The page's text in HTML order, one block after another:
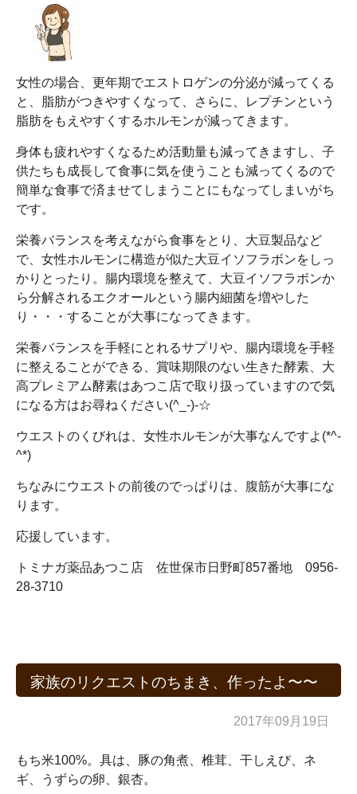
女性の場合、更年期でエストロゲンの分泌が減ってくる
と、脂肪がつきやすくなって、さらに、レプチンという
脂肪をもえやすくするホルモンが減ってきます。
身体も疲れやすくなるため活動量も減ってきますし、子
供たちも成長して食事に気を使うことも減ってくるので
簡単な食事で済ませてしまうことにもなってしまいがち
です。
栄養バランスを考えながら食事をとり、大豆製品など
で、女性ホルモンに構造が似た大豆イソフラボンをしっ
かりとったり。腸内環境を整えて、大豆イソフラボンか
ら分解されるエクオールという腸内細菌を増やした
り・・・することが大事になってきます。
栄養バランスを手軽にとれるサプリや、腸内環境を手軽
に整えることができる、賞味期限のない生きた酵素、大
高プレミアム酵素はあつこ店で取り扱っていますので気
になる方はお尋ねください(^_-)-☆
ウエストのくびれは、女性ホルモンが大事なんですよ(*^-
^*)
ちなみにウエストの前後のでっぱりは、腹筋が大事にな
ります。
応援しています。
トミナガ薬品あつこ店 佐世保市日野町857番地 0956-
28-3710
家族のリクエストのちまき、作ったよ〜〜
2017年09月19日
もち米100%。具は、豚の角煮、椎茸、干しえび、ネ
ギ、うずらの卵、銀杏。